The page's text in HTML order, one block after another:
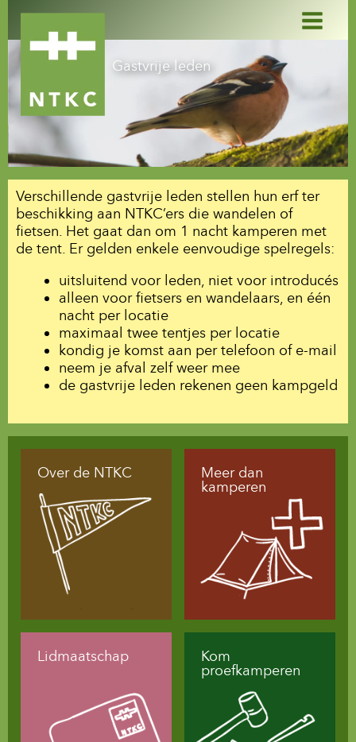
de
Gastvrije leden
Verschillende gastvrije leden stellen hun erf ter
beschikking aan NTKC’ers die wandelen of
fietsen. Het gaat dan om 1 nacht kamperen met
de tent. Er gelden enkele eenvoudige spelregels:
uitsluitend voor leden, niet voor introducés
alleen voor fietsers en wandelaars, en één
nacht per locatie
maximaal twee tentjes per locatie
kondig je komst aan per telefoon of e-mail
neem je afval zelf weer mee
de gastvrije leden rekenen geen kampgeld
Over de NTKC
Meer dan
kamperen
Lidmaatschap
Kom
proefkamperen